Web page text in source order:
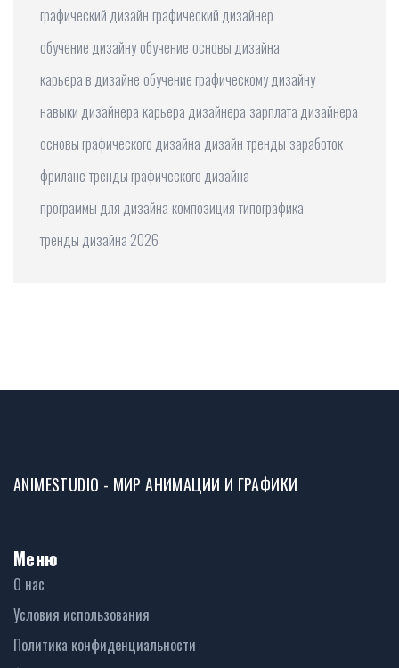
графический дизайн графический дизайнер
обучение дизайну обучение основы дизайна
карьера в дизайне обучение графическому дизайну
навыки дизайнера карьера дизайнера зарплата дизайнера
основы графического дизайна дизайн тренды заработок
фриланс тренды графического дизайна
программы для дизайна композиция типографика
тренды дизайна 2026
ANIMESTUDIO - МИР АНИМАЦИИ И ГРАФИКИ
Меню
О нас
Условия использования
Политика конфиденциальности